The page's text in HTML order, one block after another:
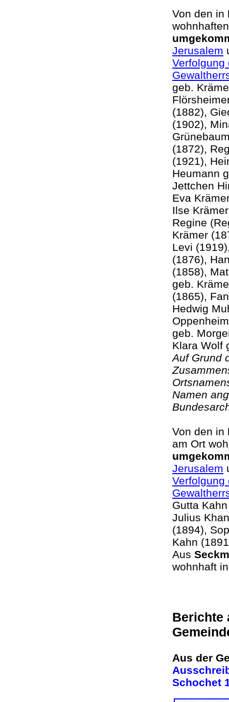
Von den in
Jerusalem
Verfolgung
geb.
(1882),
(1902),
(1872),
(1921),
Heumann
Jettchen
Eva
Ilse
Regine
Krämer
Levi
(1876),
(1858),
geb.
(1865),
Hedwig
geb.
Klara
Auf Grund
Namen
Von den in
am Ort
Jerusalem
Verfolgung
Gutta
Julius
(1894),
Kahn
Aus
Berichte
Aus der
Schochet